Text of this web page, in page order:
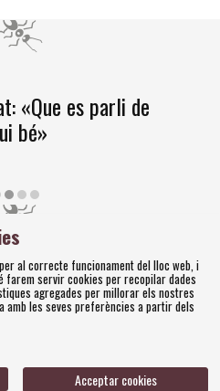
«Que es parli de
bé»
del Castell, 28 | 17600
al correcte funcionament del lloc web, i
farem servir cookies per recopilar dades
agregades per millorar els nostres
les seves preferències a partir dels
Acceptar cookies